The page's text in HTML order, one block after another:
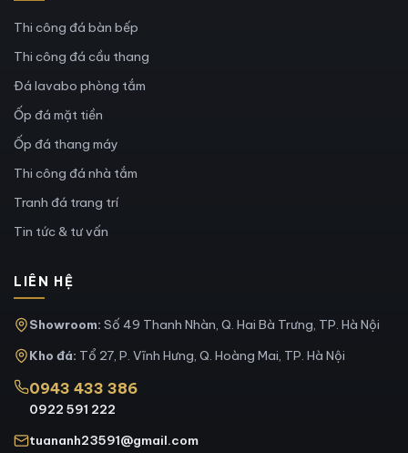
Thi công đá bàn bếp
Thi công đá cầu thang
Đá lavabo phòng tắm
Ốp đá mặt tiền
Ốp đá thang máy
Thi công đá nhà tắm
Tranh đá trang trí
Tin tức & tư vấn
LIÊN HỆ
Showroom: Số 49 Thanh Nhàn, Q. Hai Bà Trưng, TP. Hà Nội
Kho đá: Tổ 27, P. Vĩnh Hưng, Q. Hoàng Mai, TP. Hà Nội
0943 433 386
0922 591 222
tuananh23591@gmail.com